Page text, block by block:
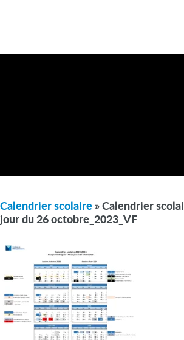
Calendrier scolaire » Calendrier
jour du 26 octobre_2023_VF